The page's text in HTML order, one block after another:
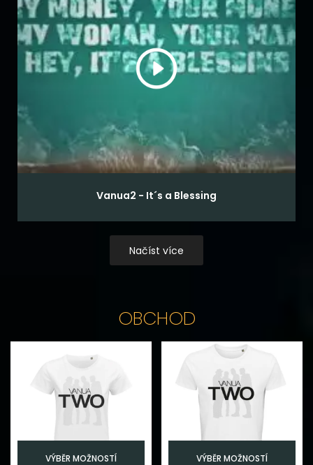
Vanua2 - It´s a Blessing
Načíst více
OBCHOD
VÝBĚR MOŽNOSTÍ VÝBĚR MOŽNOSTÍ